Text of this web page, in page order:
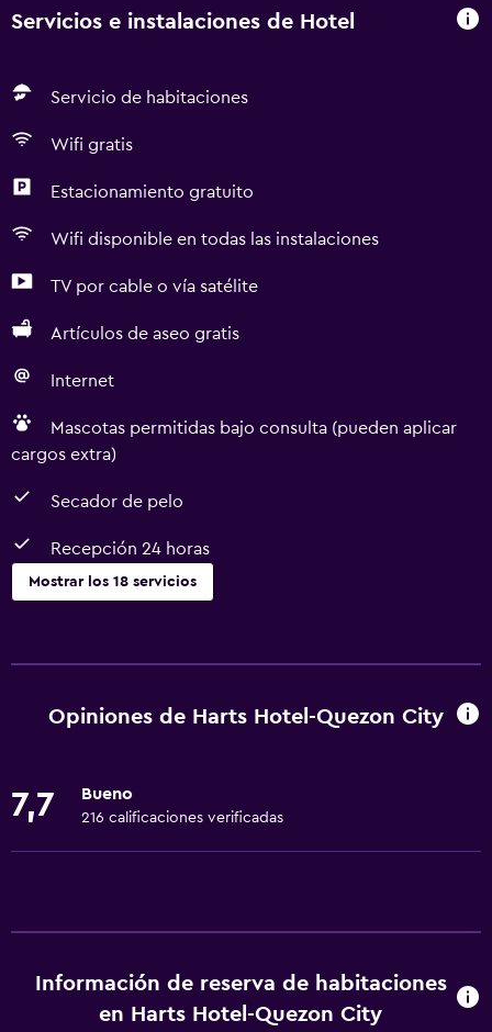
Servicios e instalaciones de Hotel
Servicio de habitaciones
Wifi gratis
Estacionamiento gratuito
Wifi disponible en todas las instalaciones
TV por cable o vía satélite
Artículos de aseo gratis
Internet
Mascotas permitidas bajo consulta (pueden aplicar
cargos extra)
Secador de pelo
Recepción 24 horas
Mostrar los 18 servicios
Wifi gratis
Artículos de aseo gratis
Opiniones de Harts Hotel-Quezon City
7,7 Bueno
216 calificaciones verificadas
Información de reserva de habitaciones
en Harts Hotel-Quezon City